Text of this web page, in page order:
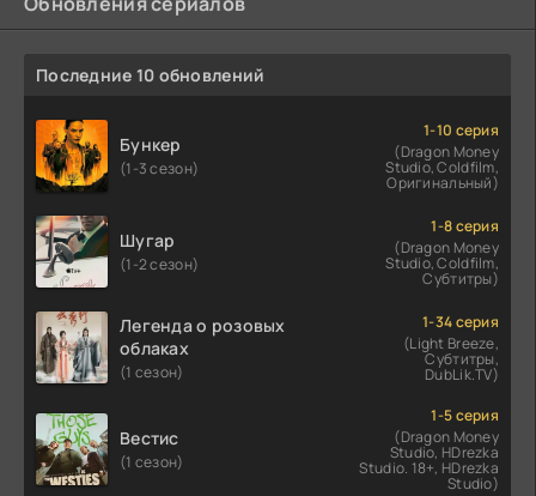
Последние 10 обновлений
Бункер
(1-3 сезон)
1-10 серия
(Dragon Money
Studio, Coldfilm,
Оригинальный)
Шугар
(1-2 сезон)
1-8 серия
(Dragon Money
Studio, Coldfilm,
Субтитры)
Легенда о розовых
облаках
(1 сезон)
1-34 серия
(Light Breeze,
Субтитры,
DubLik.TV)
Вестис
(1 сезон)
1-5 серия
(Dragon Money
Studio, HDrezka
Studio. 18+, HDrezka
Studio)